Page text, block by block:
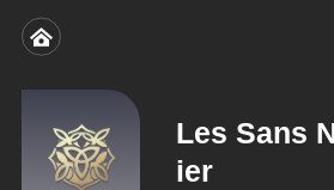
Les Sans
ier